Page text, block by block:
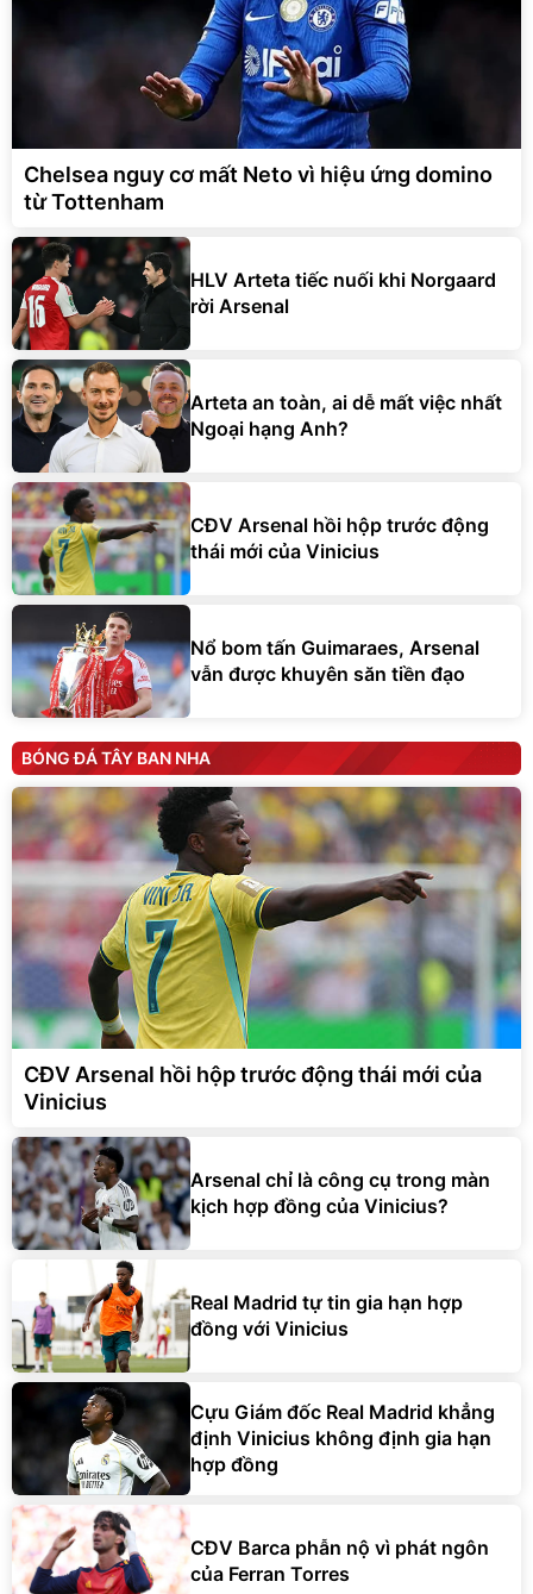
Chelsea nguy cơ mất Neto vì hiệu ứng domino
từ Tottenham
HLV Arteta tiếc nuối khi Norgaard
rời Arsenal
Arteta an toàn, ai dễ mất việc nhất
Ngoại hạng Anh?
CĐV Arsenal hồi hộp trước động
thái mới của Vinicius
Nổ bom tấn Guimaraes, Arsenal
vẫn được khuyên săn tiền đạo
BÓNG ĐÁ TÂY BAN NHA
CĐV Arsenal hồi hộp trước động thái mới của
Vinicius
Arsenal chỉ là công cụ trong màn
kịch hợp đồng của Vinicius?
Real Madrid tự tin gia hạn hợp
đồng với Vinicius
Cựu Giám đốc Real Madrid khẳng
định Vinicius không định gia hạn
hợp đồng
CĐV Barca phẫn nộ vì phát ngôn
của Ferran Torres